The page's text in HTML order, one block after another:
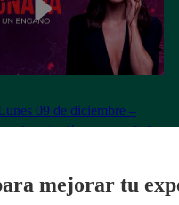
09 de diciembre –
(en línea y español)
mejorar tu